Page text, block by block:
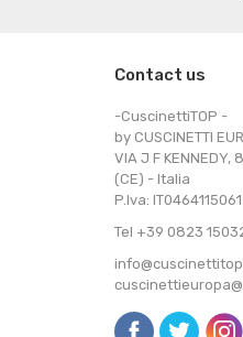
Contact us
-CuscinettiTOP -
by CUSCINETTI
VIA J F KENNEDY,
(CE) - Italia
P.Iva:
Tel +39 0823